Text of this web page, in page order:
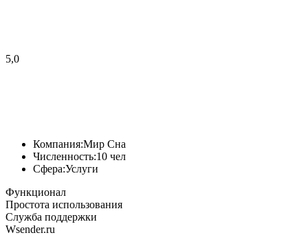
5,0
Компания:Мир Сна
Численность:10 чел
Сфера:Услуги
Функционал
Простота использования
Служба поддержки
Wsender.ru